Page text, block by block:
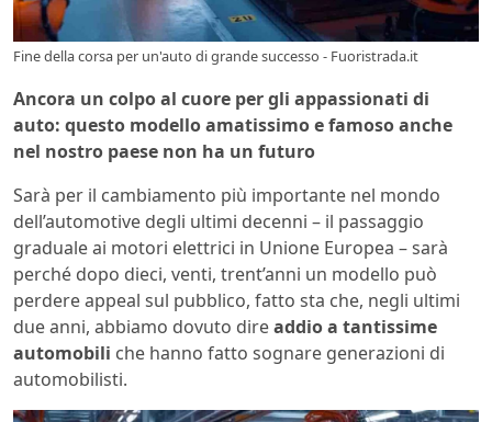
Fine della corsa per un'auto di grande successo - Fuoristrada.it
Ancora un colpo al cuore per gli appassionati di
auto: questo modello amatissimo e famoso anche
nel nostro paese non ha un futuro
Sarà per il cambiamento più importante nel mondo
dell’automotive degli ultimi decenni – il passaggio
graduale ai motori elettrici in Unione Europea – sarà
perché dopo dieci, venti, trent’anni un modello può
perdere appeal sul pubblico, fatto sta che, negli ultimi
due anni, abbiamo dovuto direaddio a tantissime
automobili che hanno fatto sognare generazioni di
automobilisti.